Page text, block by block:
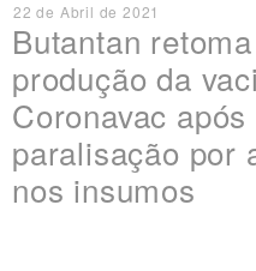
Butantan retoma
produção da
Coronavac após
paralisação por
nos insumos
22 de Abril de 2021